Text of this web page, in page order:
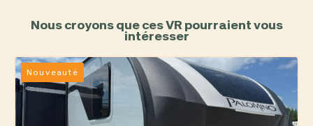
Nous croyons que ces VR pourraient vous
intéresser
Nouveauté